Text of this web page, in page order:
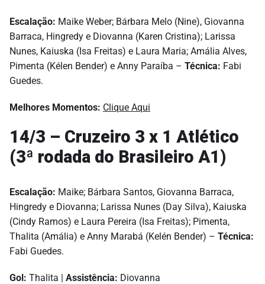
Escalação: Maike Weber; Bárbara Melo (Nine), Giovanna
Barraca, Hingredy e Diovanna (Karen Cristina); Larissa
Nunes, Kaiuska (Isa Freitas) e Laura Maria; Amália Alves,
Pimenta (Kélen Bender) e Anny Paraíba – Técnica: Fabi
Guedes.
Melhores Momentos: Clique Aqui
14/3 – Cruzeiro 3 x 1 Atlético
(3ª rodada do Brasileiro A1)
Escalação: Maike; Bárbara Santos, Giovanna Barraca,
Hingredy e Diovanna; Larissa Nunes (Day Silva), Kaiuska
(Cindy Ramos) e Laura Pereira (Isa Freitas); Pimenta,
Thalita (Amália) e Anny Marabá (Kelén Bender) – Técnica:
Fabi Guedes.
Gol: Thalita | Assistência: Diovanna